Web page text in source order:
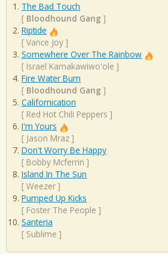
The Bad Touch
[ Bloodhound Gang ]
Riptide
[ Vance Joy ]
Somewhere Over The Rainbow
[ Israel Kamakawiwo'ole ]
Fire Water Burn
[ Bloodhound Gang ]
Californication
[ Red Hot Chili Peppers ]
I'm Yours
[ Jason Mraz ]
Don't Worry Be Happy
[ Bobby Mcferrin ]
Island In The Sun
[ Weezer ]
Pumped Up Kicks
[ Foster The People ]
Santeria
[ Sublime ]